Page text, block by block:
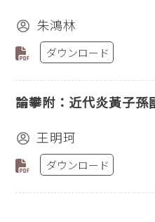
朱鴻林
ダウンロード
論攀附：近代炎黃子孫
王明珂
ダウンロード